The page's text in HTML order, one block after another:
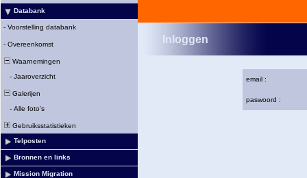
Databank
- Voorstelling databank
- Overeenkomst
Waarnemingen
- Jaaroverzicht
Galerijen
- Alle foto's
Gebruiksstatistieken
Telposten
Bronnen en links
Mission Migration
Inloggen
email :
paswoord :